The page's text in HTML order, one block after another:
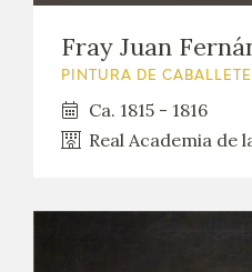
Fray Juan
PINTURA DE
Ca. 1815 - 1816
Real Academia de